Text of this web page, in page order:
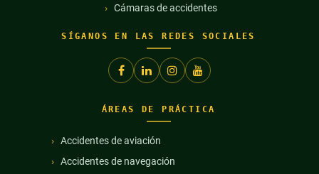
Cámaras de accidentes
SÍGANOS EN LAS REDES SOCIALES
ÁREAS DE PRÁCTICA
Accidentes de aviación
Accidentes de navegación